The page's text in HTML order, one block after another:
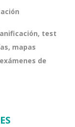
test
mapas
de